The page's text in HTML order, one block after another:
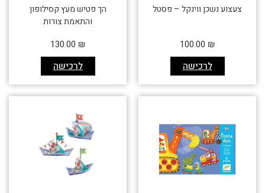
צעצוע נשכן ווינקל – פסטל
לרכישה
100.00 ₪
הך פטיש מעץ קסילופון
והתאמת צורות
לרכישה
130.00 ₪